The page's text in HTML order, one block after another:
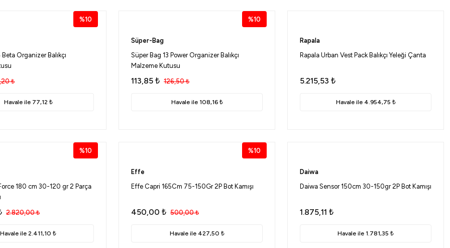
%10
Organizer Balıkçı
₺
Havale ile 77,12 ₺
%10
Süper-Bag
Süper Bag 13 Power Organizer Balıkçı
Malzeme Kutusu
113,85 ₺ 126,50₺
Havale ile 108,16 ₺
Rapala
Rapala Urban Vest Pack Balıkçı Yeleği Çanta
5.215,53 ₺
Havale ile 4.954,75 ₺
%10
180 cm 30-120 gr 2 Parça
2.820,00₺
Havale ile 2.411,10 ₺
%10
Effe
Effe Capri 165Cm 75-150Gr 2P Bot Kamışı
450,00 ₺ 500,00₺
Havale ile 427,50 ₺
Daiwa
Daiwa Sensor 150cm 30-150gr 2P Bot Kamışı
1.875,11 ₺
Havale ile 1.781,35 ₺